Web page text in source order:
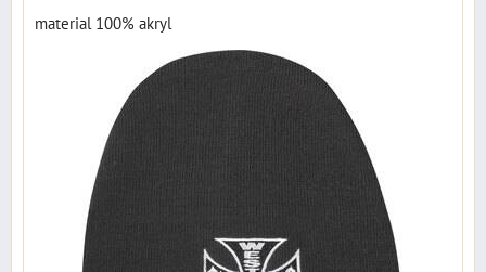
material 100% akryl